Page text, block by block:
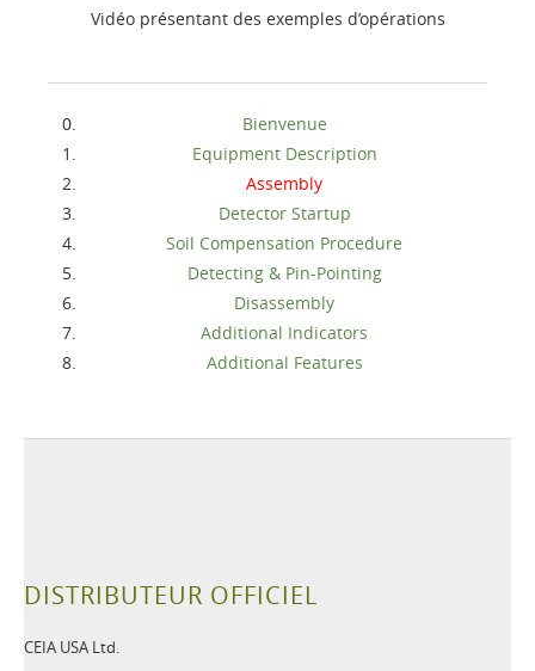
Vidéo présentant des exemples d’opérations
Bienvenue
Equipment Description
Assembly
Detector Startup
Soil Compensation Procedure
Detecting & Pin-Pointing
Disassembly
Additional Indicators
Additional Features
DISTRIBUTEUR OFFICIEL
CEIA USA Ltd.